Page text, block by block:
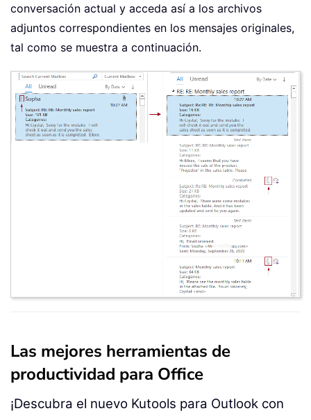
conversación actual y acceda así a los archivos
adjuntos correspondientes en los mensajes originales,
tal como se muestra a continuación.
Las mejores herramientas de
productividad para Office
¡Descubra el nuevo Kutools para Outlook con